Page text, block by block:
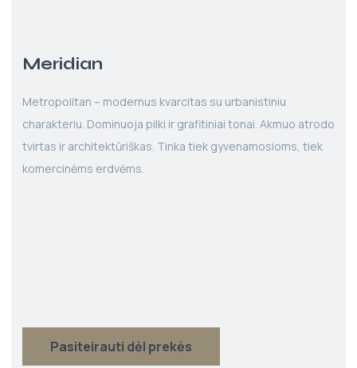
Meridian
Metropolitan – modernus kvarcitas su urbanistiniu
charakteriu. Dominuoja pilki ir grafitiniai tonai. Akmuo atrodo
tvirtas ir architektūriškas. Tinka tiek gyvenamosioms, tiek
komercinėms erdvėms.
Pasiteirauti dėl prekės